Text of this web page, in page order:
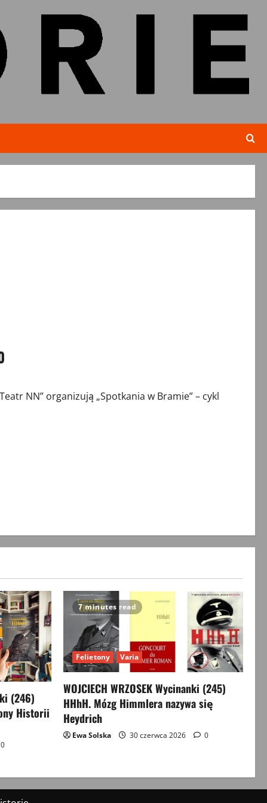
NN” organizują „Spotkania w Bramie” – cykl
(246)
Historii
0
7 minutes read
Felietony Varia
WOJCIECH WRZOSEK Wycinanki (245)
HHhH. Mózg Himmlera nazywa się
Heydrich
Ewa Solska 30 czerwca 2026 0